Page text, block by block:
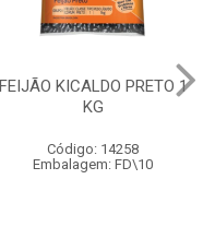
FEIJÃO KICALDO PRETO 1
KG
Código: 14258
Embalagem: FD\10